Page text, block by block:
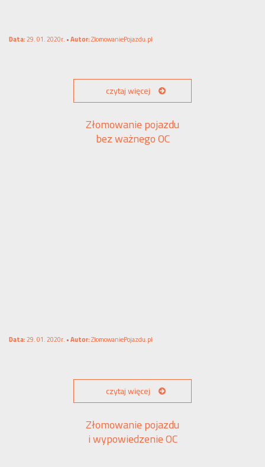
Data:29. 01. 2020r. •Autor:ZlomowaniePojazdu.pl
czytaj więcej
Złomowanie pojazdu
bez ważnego OC
Data:29. 01. 2020r. •Autor:ZlomowaniePojazdu.pl
czytaj więcej
Złomowanie pojazdu
i wypowiedzenie OC